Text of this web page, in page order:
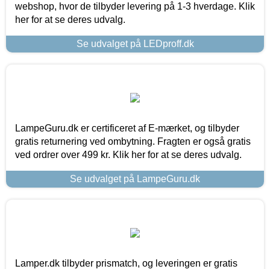
webshop, hvor de tilbyder levering på 1-3 hverdage. Klik
her for at se deres udvalg.
Se udvalget på LEDproff.dk
LampeGuru.dk er certificeret af E-mærket, og tilbyder
gratis returnering ved ombytning. Fragten er også gratis
ved ordrer over 499 kr. Klik her for at se deres udvalg.
Se udvalget på LampeGuru.dk
Lamper.dk tilbyder prismatch, og leveringen er gratis